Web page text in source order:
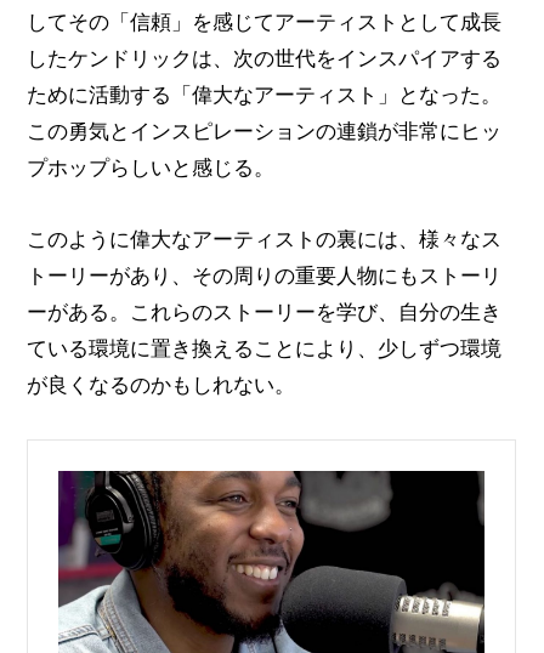
してその「信頼」を感じてアーティストとして成長
したケンドリックは、次の世代をインスパイアする
ために活動する「偉大なアーティスト」となった。
この勇気とインスピレーションの連鎖が非常にヒッ
プホップらしいと感じる。
このように偉大なアーティストの裏には、様々なス
トーリーがあり、その周りの重要人物にもストーリ
ーがある。これらのストーリーを学び、自分の生き
ている環境に置き換えることにより、少しずつ環境
が良くなるのかもしれない。